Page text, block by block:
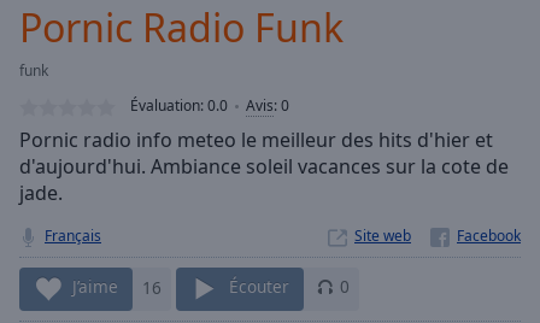
Loaded
Stream
TypeLIVE
Seek to
currently
behind
liveLIVE
Remaining
Time-
Pornic Radio Funk
funk
Évaluation:0.0 Avis:0
Pornic radio info meteo le meilleur des hits d'hier et
d'aujourd'hui. Ambiance soleil vacances sur la cote de
jade.
Français Site web
J’aime 16 Écouter 0